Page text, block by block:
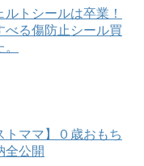
ルトシールは卒業！
べる傷防止シール買
トママ】０歳おもち
全公開